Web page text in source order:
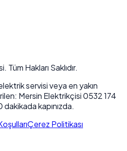
Tüm Hakları Saklıdır.
servisi veya en yakın
Mersin Elektrikçisi 0532 174
dakikada kapınızda.
Çerez Politikası